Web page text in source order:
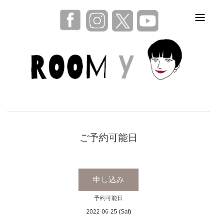
ご予約可能日
申し込み
予約可能日
2022-06-25 (Sat)